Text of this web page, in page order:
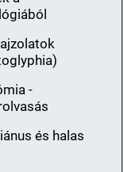
-
és halas